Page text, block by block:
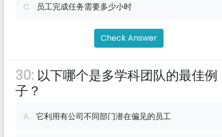
C. 员工完成任务需要多少小时
Check Answer
30: 以下哪个是多学科团队的最佳例
子？
A. 它利用有公司不同部门潜在偏见的员工